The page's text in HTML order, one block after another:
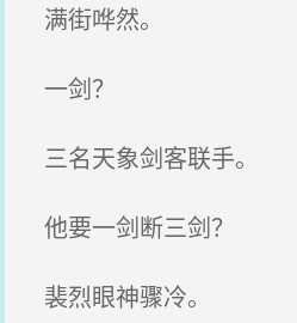
满街哗然。
一剑？
三名天象剑客联手。
他要一剑断三剑？
裴烈眼神骤冷。